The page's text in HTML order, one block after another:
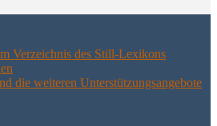
Ver­zeich­nis des Still-Lexikons
die wei­te­ren Unter­stüt­zungs­an­ge­bo­te